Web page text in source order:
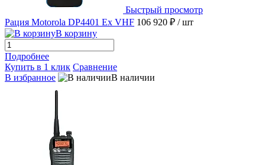
Быстрый просмотр
Рация Motorola DP4401 Ex VHF 106 920 ₽ / шт
В корзину
Подробнее
Купить в 1 клик Сравнение
В избранное
В наличии